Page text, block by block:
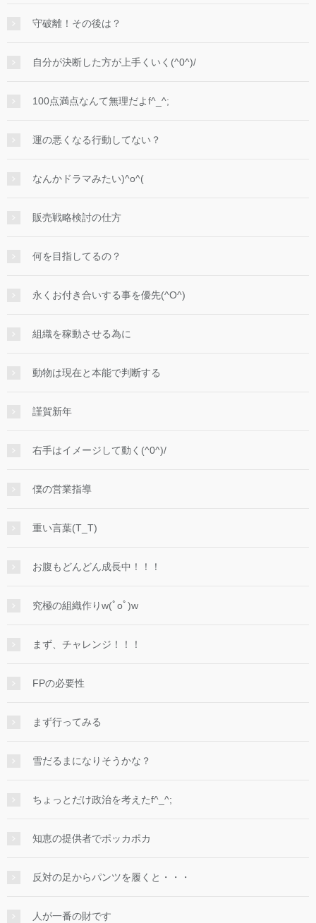
守破離！その後は？
自分が決断した方が上手くいく(^0^)/
100点満点なんて無理だよf^_^;
運の悪くなる行動してない？
なんかドラマみたい)^o^(
販売戦略検討の仕方
何を目指してるの？
永くお付き合いする事を優先(^O^)
組織を稼動させる為に
動物は現在と本能で判断する
謹賀新年
右手はイメージして動く(^0^)/
僕の営業指導
重い言葉(T_T)
お腹もどんどん成長中！！！
究極の組織作りw(ﾟoﾟ)w
まず、チャレンジ！！！
FPの必要性
まず行ってみる
雪だるまになりそうかな？
ちょっとだけ政治を考えたf^_^;
知恵の提供者でポッカポカ
反対の足からパンツを履くと・・・
人が一番の財です